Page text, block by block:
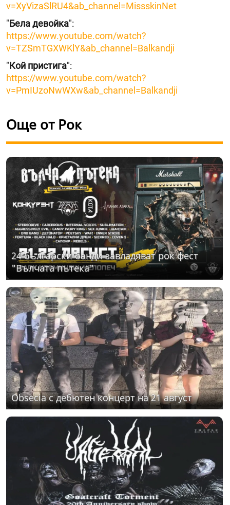
v=XyVizaSlRU4&ab_channel=MissskinNet
"Бела девойка":
https://www.youtube.com/watch?
v=TZSmTGXWKlY&ab_channel=Balkandji
"Кой пристига":
https://www.youtube.com/watch?
v=PmIUzoNwWXw&ab_channel=Balkandji
Още от Рок
24 български банди завладяват рок фест
"Вълчата пътека"
Obsecia с дебютен концерт на 21 август